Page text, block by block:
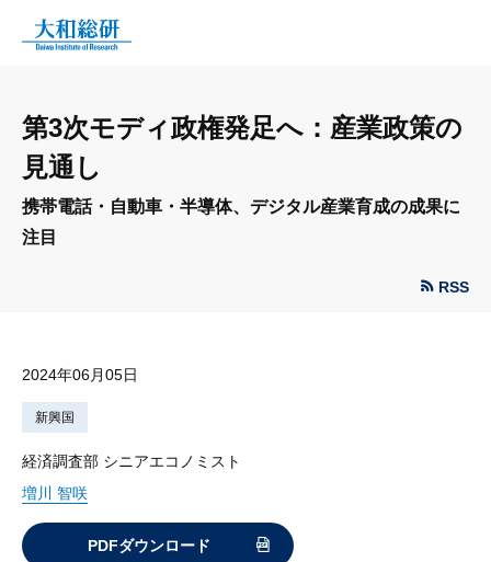
第3次モディ政権発足へ：産業政策の
見通し
携帯電話・自動車・半導体、デジタル産業育成の成果に
注目
RSS
2024年06月05日
新興国
経済調査部 シニアエコノミスト
増川 智咲
PDFダウンロード